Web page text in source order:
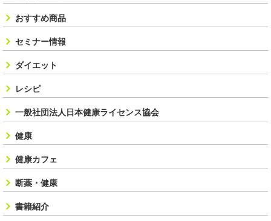
おすすめ商品
セミナー情報
ダイエット
レシピ
一般社団法人日本健康ライセンス協会
健康
健康カフェ
断薬・健康
書籍紹介